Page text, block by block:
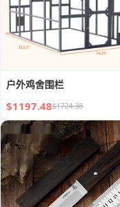
户外鸡舍围栏
$1197.48$1724.38